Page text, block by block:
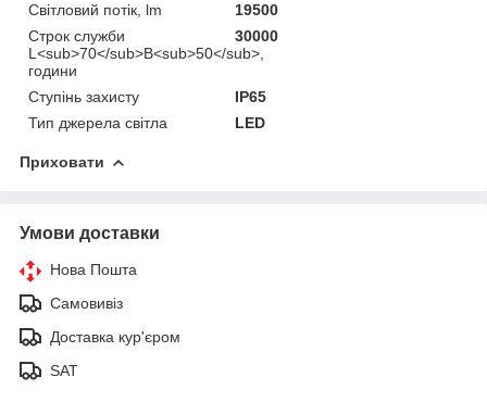
Світловий потік, lm
19500
Строк служби
L<sub>70</sub>B<sub>50</sub>,
години
30000
Ступінь захисту
IP65
Тип джерела світла
LED
Приховати
Умови доставки
Нова Пошта
Самовивіз
Доставка кур'єром
SAT